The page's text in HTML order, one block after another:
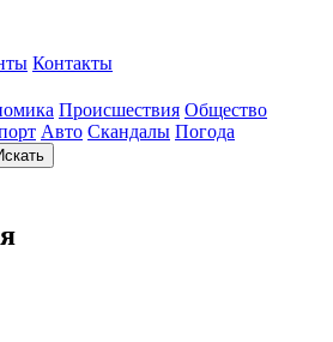
Контакты
Происшествия Общество
Авто Скандалы Погода